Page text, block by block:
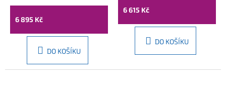
6 895 Kč
DO KOŠÍKU
6 615 Kč
DO KOŠÍKU